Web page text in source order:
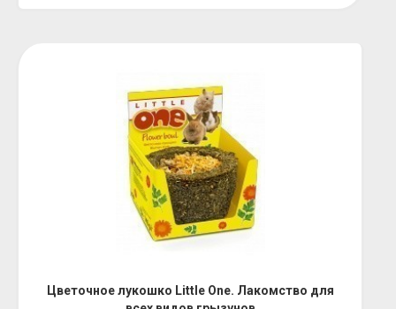
Цветочное лукошко Little One. Лакомство для